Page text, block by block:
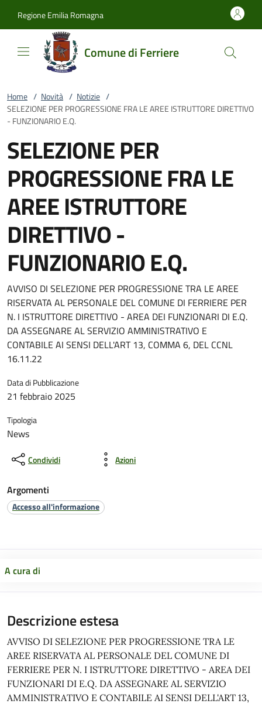
Regione Emilia Romagna
Comune di Ferriere
Home / Novità / Notizie /
SELEZIONE PER PROGRESSIONE FRA LE AREE ISTRUTTORE DIRETTIVO
- FUNZIONARIO E.Q.
SELEZIONE PER
PROGRESSIONE FRA LE
AREE ISTRUTTORE
DIRETTIVO -
FUNZIONARIO E.Q.
AVVISO DI SELEZIONE PER PROGRESSIONE TRA LE AREE
RISERVATA AL PERSONALE DEL COMUNE DI FERRIERE PER
N. I ISTRUTTORE DIRETTIVO - AREA DEI FUNZIONARI DI E.Q.
DA ASSEGNARE AL SERVIZIO AMMINISTRATIVO E
CONTABILE AI SENSI DELL'ART 13, COMMA 6, DEL CCNL
16.11.22
Data di Pubblicazione
21 febbraio 2025
Tipologia
News
Condividi Azioni
Argomenti
Accesso all'informazione
A cura di
Descrizione estesa
AVVISO DI SELEZIONE PER PROGRESSIONE TRA LE
AREE RISERVATA AL PERSONALE DEL COMUNE DI
FERRIERE PER N. I ISTRUTTORE DIRETTIVO - AREA DEI
FUNZIONARI DI E.Q. DA ASSEGNARE AL SERVIZIO
AMMINISTRATIVO E CONTABILE AI SENSI DELL'ART 13,